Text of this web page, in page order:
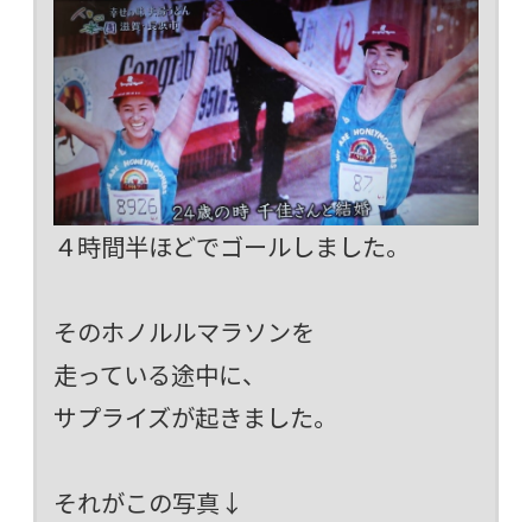
４時間半ほどでゴールしました。
そのホノルルマラソンを
走っている途中に、
サプライズが起きました。
それがこの写真↓